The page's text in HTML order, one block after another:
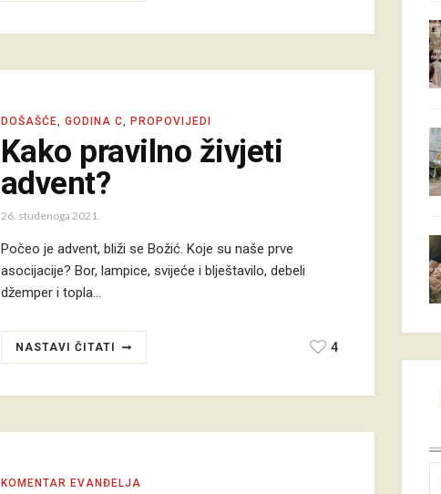
DOŠAŠĆE, GODINA C, PROPOVIJEDI
Kako pravilno živjeti
advent?
26. studenoga 2021.
Počeo je advent, bliži se Božić. Koje su naše prve
asocijacije? Bor, lampice, svijeće i blještavilo, debeli
džemper i topla…
NASTAVI ČITATI 4
KOMENTAR EVANĐELJA